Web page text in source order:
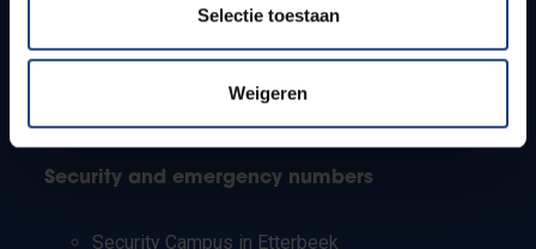
Selectie toestaan
Weigeren
PhD students
Teachers and secondary schools
Working students
Security and emergency numbers
Security Campus in Etterbeek